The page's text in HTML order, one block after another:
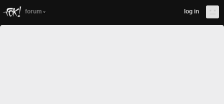
forum log in